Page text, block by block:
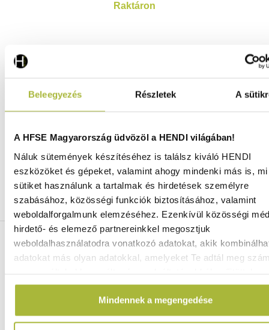
Beleegyezés Részletek A
A HFSE Magyarország üdvözöl a HENDI világában!
Náluk sütemények készítéséhez is találsz kiváló HENDI
eszközöket és gépeket, valamint ahogy mindenki más is,
sütiket használunk a tartalmak és hirdetések személyre
szabásához, közösségi funkciók biztosításához, valamint
weboldalforgalmunk elemzéséhez. Ezenkívül közösségi
hirdető- és elemező partnereinkkel megosztjuk
weboldalhasználatodra vonatkozó adatokat, akik
adatokat más olyan adatokkal, amelyeket Te adtál meg
Mindennek a megengedése
Raktáron
Ingyenes szállítás 25 000 Ft felett
Szállítás akár 1 munkanapon belül
Mindig a legkedvezőbb HENDI árak
Több mint 2000 termék raktáron
ELÉRHETŐSÉGEINK
info@hfse.hu